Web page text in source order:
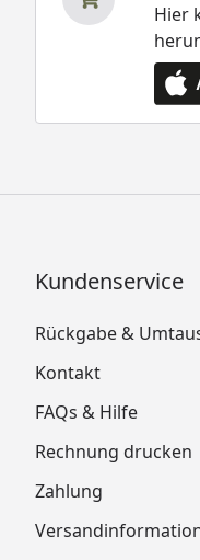
Hier
Kundenservice
Rückgabe &
Kontakt
FAQs & Hilfe
Rechnung drucken
Zahlung